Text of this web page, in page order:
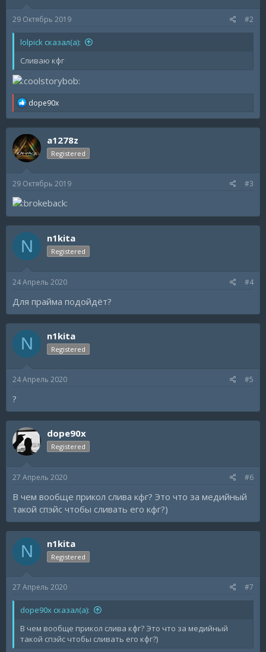
:
29 Октябрь 2019 #2
lolpick сказал(а):
Сливаю кфг
R
a
c
t
i
o
:
dope90x
a1278z
Registered
29 Октябрь 2019 #3
N n1kita
Registered
24 Апрель 2020 #4
Для прайма подойдёт?
N n1kita
Registered
24 Апрель 2020 #5
?
dope90x
Registered
27 Апрель 2020 #6
В чем вообще прикол слива кфг? Это что за медийный
такой спэйс чтобы сливать его кфг?)
N n1kita
Registered
27 Апрель 2020 #7
dope90x сказал(а):
В чем вообще прикол слива кфг? Это что за медийный
такой спэйс чтобы сливать его кфг?)